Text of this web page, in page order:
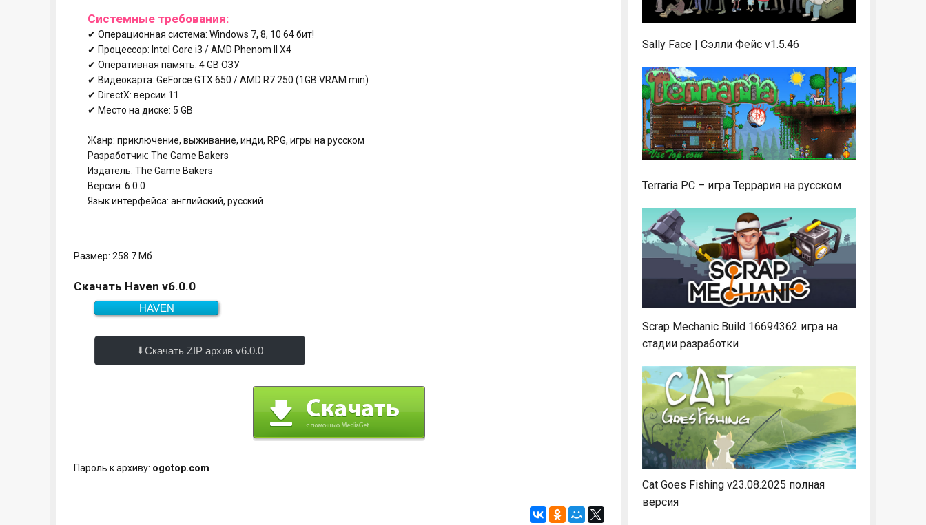
Системные требования:
✔ Операционная система: Windows 7, 8, 10 64 бит!
✔ Процессор: Intel Core i3 / AMD Phenom II X4
✔ Оперативная память: 4 GB ОЗУ
✔ Видеокарта: GeForce GTX 650 / AMD R7 250 (1GB VRAM min)
✔ DirectX: версии 11
✔ Место на диске: 5 GB
Жанр: приключение, выживание, инди, RPG, игры на русском
Разработчик: The Game Bakers
Издатель: The Game Bakers
Версия: 6.0.0
Язык интерфейса: английский, русский
Размер: 258.7 Мб
Скачать Haven v6.0.0
HAVEN
258.7 Мб
Скачать
Скачать ZIP архив v6.0.0
Пароль к архиву: ogotop.com
Sally Face | Сэлли Фейс v1.5.46
Terraria PC – игра Террария на русском
Scrap Mechanic Build 16694362 игра на
стадии разработки
Cat Goes Fishing v23.08.2025 полная
версия